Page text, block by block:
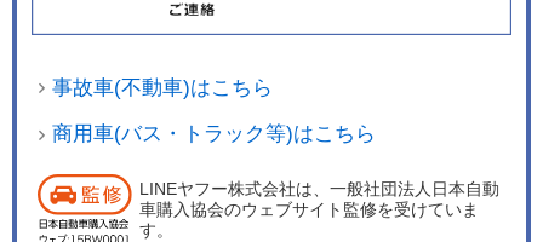
事故車(不動車)はこちら
商用車(バス・トラック等)はこちら
LINEヤフー株式会社は、一般社団法人日本自動
車購入協会のウェブサイト監修を受けていま
す。